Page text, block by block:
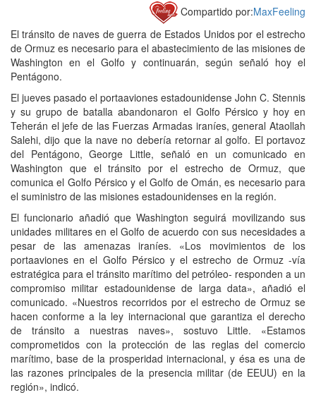
Compartido por:MaxFeeling
El tránsito de naves de guerra de Estados Unidos por el estrecho
de Ormuz es necesario para el abastecimiento de las misiones de
Washington en el Golfo y continuarán, según señaló hoy el
Pentágono.
El jueves pasado el portaaviones estadounidense John C. Stennis
y su grupo de batalla abandonaron el Golfo Pérsico y hoy en
Teherán el jefe de las Fuerzas Armadas iraníes, general Ataollah
Salehi, dijo que la nave no debería retornar al golfo. El portavoz
del Pentágono, George Little, señaló en un comunicado en
Washington que el tránsito por el estrecho de Ormuz, que
comunica el Golfo Pérsico y el Golfo de Omán, es necesario para
el suministro de las misiones estadounidenses en la región.
El funcionario añadió que Washington seguirá movilizando sus
unidades militares en el Golfo de acuerdo con sus necesidades a
pesar de las amenazas iraníes. «Los movimientos de los
portaaviones en el Golfo Pérsico y el estrecho de Ormuz -vía
estratégica para el tránsito marítimo del petróleo- responden a un
compromiso militar estadounidense de larga data», añadió el
comunicado. «Nuestros recorridos por el estrecho de Ormuz se
hacen conforme a la ley internacional que garantiza el derecho
de tránsito a nuestras naves», sostuvo Little. «Estamos
comprometidos con la protección de las reglas del comercio
marítimo, base de la prosperidad internacional, y ésa es una de
las razones principales de la presencia militar (de EEUU) en la
región», indicó.